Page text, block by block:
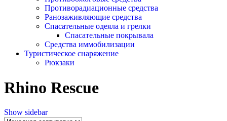
Противорадиационные средства
Ранозаживляющие средства
Спасательные одеяла и грелки
Спасательные покрывала
Средства иммобилизации
Туристическое снаряжение
Рюкзаки
Rhino Rescue
Show sidebar